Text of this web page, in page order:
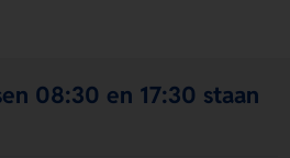
08:30 en 17:30 staan